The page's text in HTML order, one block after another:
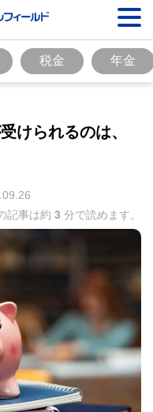
税金 年金
けられるのは、
記事は約 3 分で読めます。